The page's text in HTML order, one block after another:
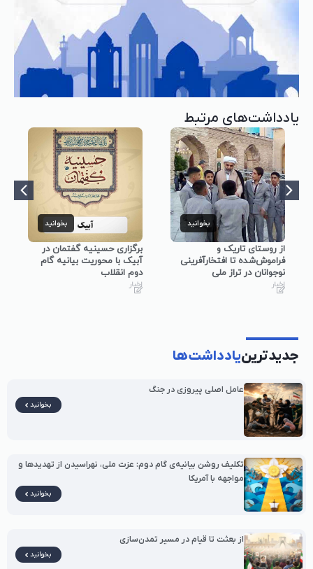
یادداشت‌های مرتبط
بخوانید
از روستای تاریک و
فراموش‌شده تا افتخارآفرینی
نوجوانان در تراز ملی
اخبار
بخوانید
برگزاری حسینیه گفتمان در
آبیک با محوریت بیانیه گام
دوم انقلاب
اخبار
جدیدترینیادداشت‌ها
عامل اصلی پیروزی در جنگ
بخوانید
تکلیف روشن بیانیه‌ی گام دوم: عزت ملی، نهراسیدن از تهدیدها و
مواجهه با آمریکا
بخوانید
از بعثت تا قیام در مسیر تمدن‌سازی
بخوانید